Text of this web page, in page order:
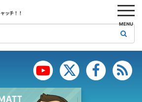
MENU
ッチ！！